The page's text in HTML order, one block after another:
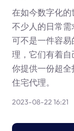
在如今数字化
不少人的日常
可不是一件容
理，它们有着
你提供一份超
住宅代理。
2023-08-22 16:21